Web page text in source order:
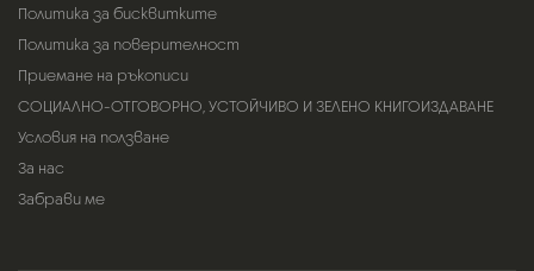
Политика за бисквитките
Политика за поверителност
Приемане на ръкописи
СОЦИАЛНО-ОТГОВОРНО, УСТОЙЧИВО И ЗЕЛЕНО КНИГОИЗДАВАНЕ
Условия на ползване
За нас
Забрави ме